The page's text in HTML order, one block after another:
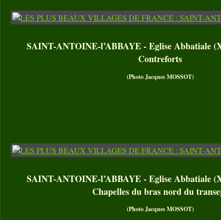
SAINT-ANTOINE-l’ABBAYE - Eglise Abbatiale
Contreforts
(Photo Jacques MOSSOT)
SAINT-ANTOINE-l’ABBAYE - Eglise Abbatiale
Chapelles du bras nord du
(Photo Jacques MOSSOT)